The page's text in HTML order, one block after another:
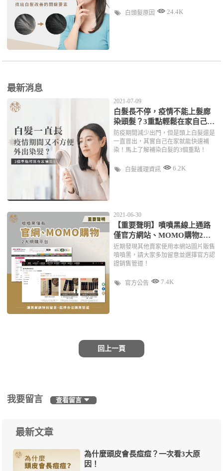
白頭髮原因 24.4K
最新消息
2021-07-09
白髮長不停，疫情不能上髮廊
染頭髮？3重點輕鬆在家自己補
染！
防疫期間減少出門，但是頭上白髮還是
一直冒出，其實自己在家就能快速補
染！馬上了解補染白髮的3個重點！
白髮護理資訊 6.2K
2021-06-30
【重要聲明】噴噴黑線上通路
僅官方網站、MOMO購物2大
平台
近期發現其他賣家使用本網站圖片販售
噴噴黑，請大家多加留意並選擇官方認
證銷售管道！
官方公告 7.4K
回上一頁
我要留言 查看留言
最新文章
為什麼頭皮會長痘痘？一次看3大原
因！